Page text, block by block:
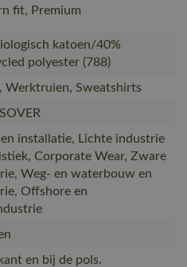
fit, Premium
katoen/40%
polyester (788)
Werktruien, Sweatshirts
installatie, Lichte industrie
Corporate Wear, Zware
Weg- en waterbouw en
Offshore en
en bij de pols.